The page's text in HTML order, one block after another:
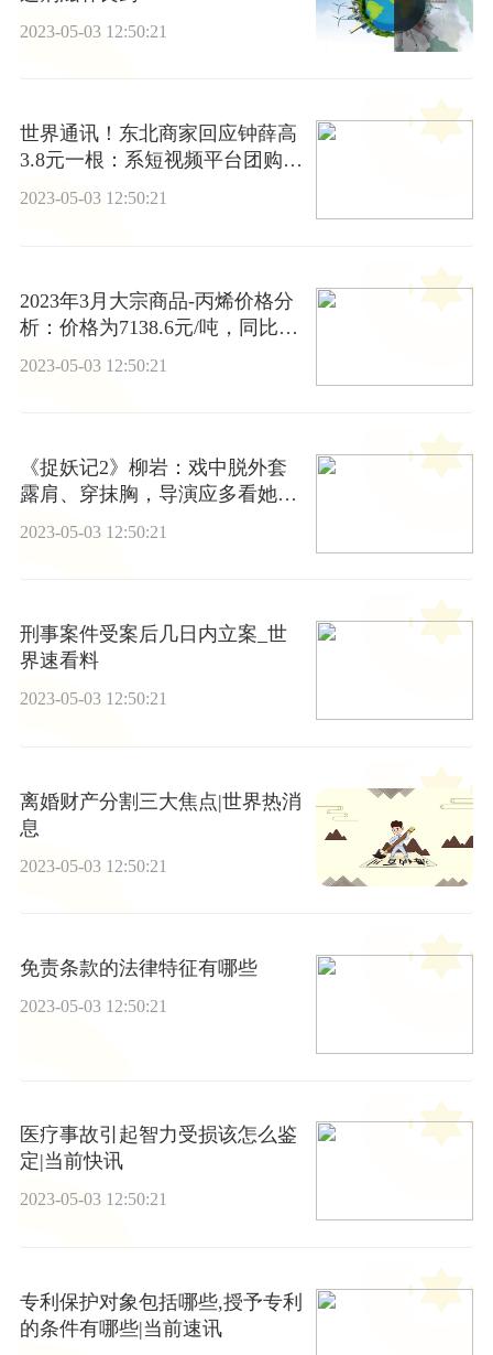
2023-05-03 12:50:21
世界通讯！东北商家回应钟薛高
3.8元一根：系短视频平台团购
价，数量有限
2023-05-03 12:50:21
2023年3月大宗商品-丙烯价格分
析：价格为7138.6元/吨，同比下
2023-05-03 12:50:21
《捉妖记2》柳岩：戏中脱外套
露肩、穿抹胸，导演应多看她的
2023-05-03 12:50:21
刑事案件受案后几日内立案_世
界速看料
2023-05-03 12:50:21
离婚财产分割三大焦点|世界热消
息
2023-05-03 12:50:21
免责条款的法律特征有哪些
2023-05-03 12:50:21
医疗事故引起智力受损该怎么鉴
定|当前快讯
2023-05-03 12:50:21
专利保护对象包括哪些,授予专利
的条件有哪些|当前速讯